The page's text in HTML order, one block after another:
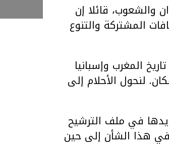
والشعوب، قائلا إن
المشتركة والتنوع
المغرب وإسبانيا
لنحول الأحلام إلى
في ملف الترشيح
في هذا الشأن إلى حين